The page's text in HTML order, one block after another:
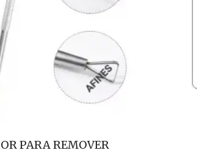
PARA REMOVER